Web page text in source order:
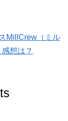
MillCrew（ミル
想は？